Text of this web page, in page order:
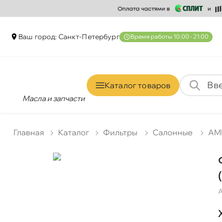
аш город: Санкт-Петербур ремя работы 10:00 - 21:00
Масла и запчасти
Каталог товаро
Главная Катало Фильтры Салонные